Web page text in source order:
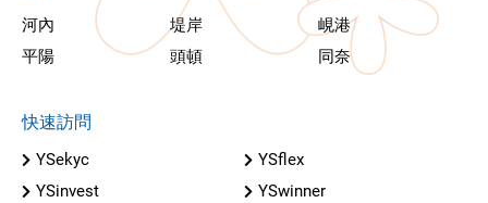
河內 堤岸
峴港
平陽
頭頓 同奈
快速訪問
YSekyc
YSflex
YSinvest
YSwinner